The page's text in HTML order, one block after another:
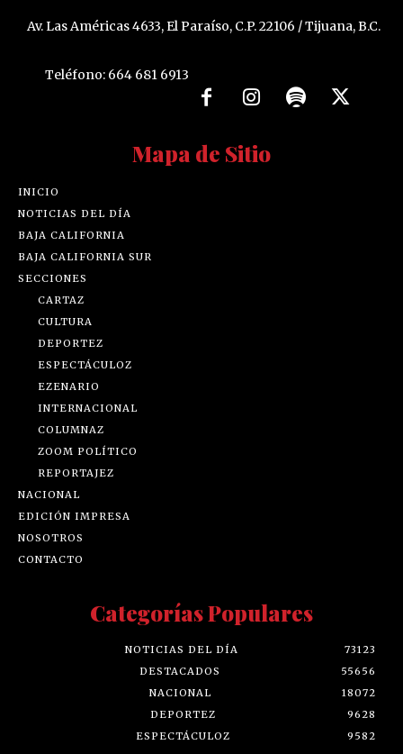
Av. Las Américas 4633, El Paraíso, C.P. 22106 / Tijuana, B.C.
Teléfono: 664 681 6913
Mapa de Sitio
INICIO
NOTICIAS DEL DÍA
BAJA CALIFORNIA
BAJA CALIFORNIA SUR
SECCIONES
CARTAZ
CULTURA
DEPORTEZ
ESPECTÁCULOZ
EZENARIO
INTERNACIONAL
COLUMNAZ
ZOOM POLÍTICO
REPORTAJEZ
NACIONAL
EDICIÓN IMPRESA
NOSOTROS
CONTACTO
Categorías Populares
NOTICIAS DEL DÍA
73123
DESTACADOS
55656
NACIONAL
18072
DEPORTEZ
9628
ESPECTÁCULOZ
9582